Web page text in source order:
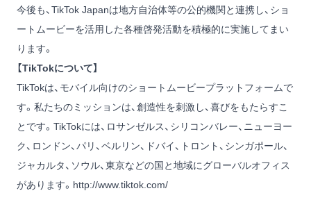
今後も、TikTok Japanは地方自治体等の公的機関と連携し、ショ
ートムービーを活用した各種啓発活動を積極的に実施してまい
ります。
【TikTokについて】
TikTokは、モバイル向けのショートムービープラットフォームで
す。私たちのミッションは、創造性を刺激し、喜びをもたらすこ
とです。TikTokには、ロサンゼルス、シリコンバレー、ニューヨー
ク、ロンドン、パリ、ベルリン、ドバイ、トロント、シンガポール、
ジャカルタ、ソウル、東京などの国と地域にグローバルオフィス
があります。 http://www.tiktok.com/